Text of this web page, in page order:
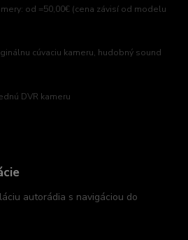
od =50,00€ (cena závisí od modelu
cúvaciu kameru, hudobný sound
DVR kameru
autorádia s navigáciou do